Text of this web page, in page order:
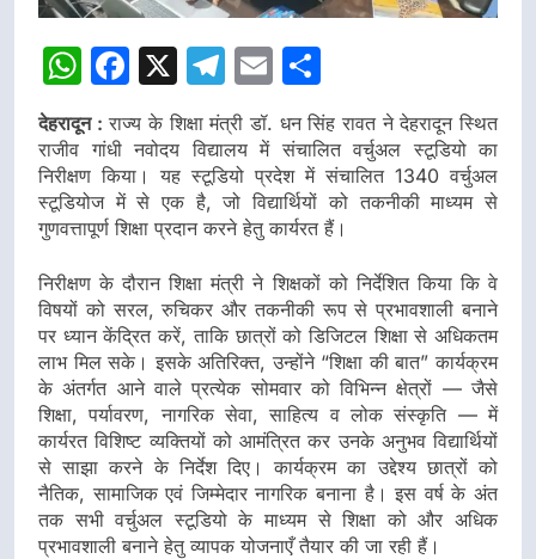
WhatsApp
Facebook
X Telegram
Email
देहरादून : राज्य के शिक्षा मंत्री डॉ. धन सिंह रावत ने देहरादून स्थित
राजीव गांधी नवोदय विद्यालय में संचालित वर्चुअल स्टूडियो का
निरीक्षण किया। यह स्टूडियो प्रदेश में संचालित 1340 वर्चुअल
स्टूडियोज में से एक है, जो विद्यार्थियों को तकनीकी माध्यम से
गुणवत्तापूर्ण शिक्षा प्रदान करने हेतु कार्यरत हैं।
निरीक्षण के दौरान शिक्षा मंत्री ने शिक्षकों को निर्देशित किया कि वे
विषयों को सरल, रुचिकर और तकनीकी रूप से प्रभावशाली बनाने
पर ध्यान केंद्रित करें, ताकि छात्रों को डिजिटल शिक्षा से अधिकतम
लाभ मिल सके। इसके अतिरिक्त, उन्होंने “शिक्षा की बात” कार्यक्रम
के अंतर्गत आने वाले प्रत्येक सोमवार को विभिन्न क्षेत्रों — जैसे
शिक्षा, पर्यावरण, नागरिक सेवा, साहित्य व लोक संस्कृति — में
कार्यरत विशिष्ट व्यक्तियों को आमंत्रित कर उनके अनुभव विद्यार्थियों
से साझा करने के निर्देश दिए। कार्यक्रम का उद्देश्य छात्रों को
नैतिक, सामाजिक एवं जिम्मेदार नागरिक बनाना है। इस वर्ष के अंत
तक सभी वर्चुअल स्टूडियो के माध्यम से शिक्षा को और अधिक
प्रभावशाली बनाने हेतु व्यापक योजनाएँ तैयार की जा रही हैं।